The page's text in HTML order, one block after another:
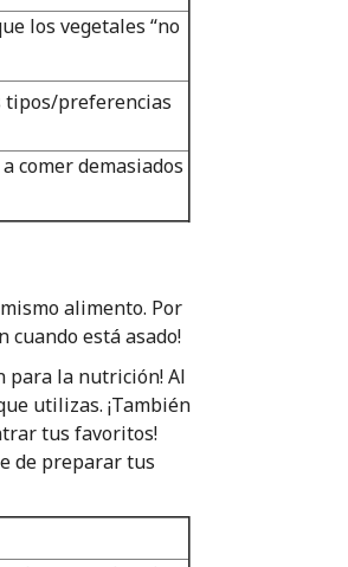
los vegetales “no
tipos/preferencias
comer demasiados
alimento. Por
cuando está asado!
para la nutrición! Al
utilizas. ¡También
tus favoritos!
de preparar tus